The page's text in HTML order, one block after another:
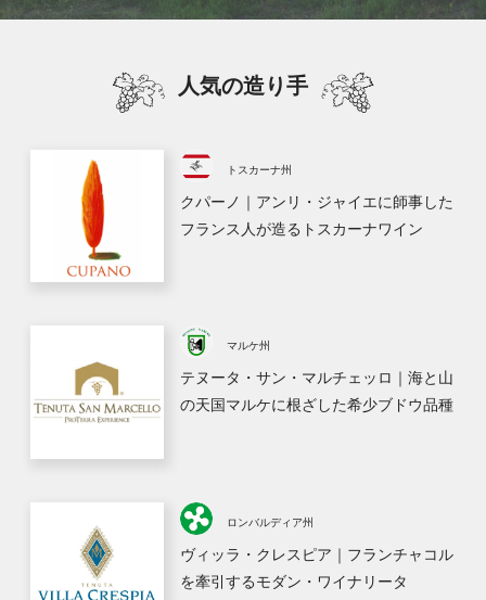
人気の造り手
トスカーナ州
クパーノ｜アンリ・ジャイエに師事した
フランス人が造るトスカーナワイン
マルケ州
テヌータ・サン・マルチェッロ｜海と山
の天国マルケに根ざした希少ブドウ品種
ロンバルディア州
ヴィッラ・クレスピア｜フランチャコル
を牽引するモダン・ワイナリータ